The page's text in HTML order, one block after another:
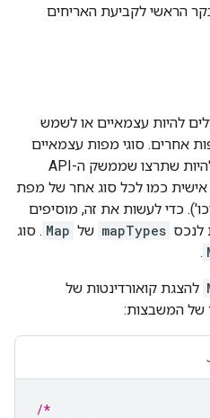
לקביעת האריחים
להיות עצמאיים או לשמש
סוגי מפות עצמאיים
. יכול להיות שתרצו שממשק ה-API
כמו לכל סוג אחר של מפת
כדי לעשות את זה, מוסיפים
mapTypes של Map . סוג
קואורדינטות של